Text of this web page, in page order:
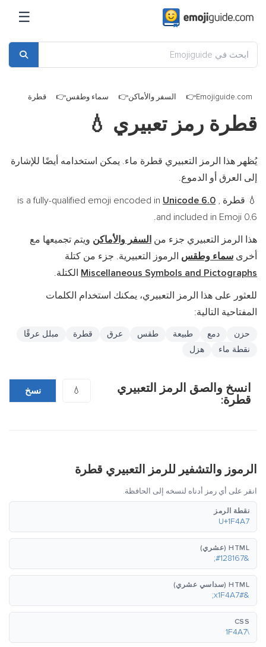
☰
Emojiguide.com السفر والأماكن سماء وطقس قطرة
قطرة رمز تعبيري 💧
يُظهر هذا الرمز التعبيري قطرة ماء. يمكن استخدامه أيضًا للإشارة
إلى العرق أو الدموع.
💧 قطرة is a fully-qualified emoji encoded in Unicode 6.0 ,
and included in Emoji 0.6.
هذا الرمز التعبيري جزء من السفر والأماكن ويتم تجميعها مع
أخرى سماء وطقس الرموز التعبيرية. جزء من كتلة
Miscellaneous Symbols and Pictographs الكتلة.
للعثور على هذا الرمز التعبيري، يمكنك استخدام الكلمات
المفتاحية التالية:
حزن دمع طبيعة طقس عرق قطرة
مبلل عرقًا
نقطة ماء
هزل
انسخ والصق الرمز التعبيري
قطرة:
💧 نسخ
الرموز والتشفير للرمز التعبيري قطرة
انقر على أي رمز أدناه لنسخه إلى الحافظة.
نقطة الرمز
U+1F4A7
HTML (عشري)
&#128167;
HTML (سداسي عشري)
&#x1F4A7;
CSS
\1F4A7